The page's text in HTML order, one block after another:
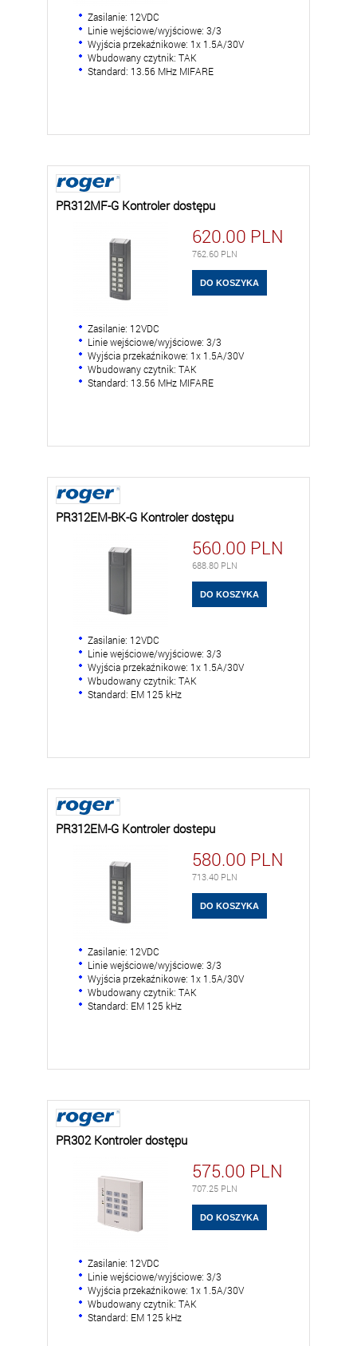
Zasilanie: 12VDC
Linie wejściowe/wyjściowe: 3/3
Wyjścia przekaźnikowe: 1x 1.5A/30V
Wbudowany czytnik: TAK
Standard: 13.56 MHz MIFARE
PR312MF-G Kontroler dostępu
620.00 PLN
762.60 PLN
Zasilanie: 12VDC
Linie wejściowe/wyjściowe: 3/3
Wyjścia przekaźnikowe: 1x 1.5A/30V
Wbudowany czytnik: TAK
Standard: 13.56 MHz MIFARE
PR312EM-BK-G Kontroler dostępu
560.00 PLN
688.80 PLN
Zasilanie: 12VDC
Linie wejściowe/wyjściowe: 3/3
Wyjścia przekaźnikowe: 1x 1.5A/30V
Wbudowany czytnik: TAK
Standard: EM 125 kHz
PR312EM-G Kontroler dostepu
580.00 PLN
713.40 PLN
Zasilanie: 12VDC
Linie wejściowe/wyjściowe: 3/3
Wyjścia przekaźnikowe: 1x 1.5A/30V
Wbudowany czytnik: TAK
Standard: EM 125 kHz
PR302 Kontroler dostępu
575.00 PLN
707.25 PLN
Zasilanie: 12VDC
Linie wejściowe/wyjściowe: 3/3
Wyjścia przekaźnikowe: 1x 1.5A/30V
Wbudowany czytnik: TAK
Standard: EM 125 kHz